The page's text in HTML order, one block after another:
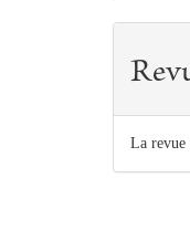
La revue